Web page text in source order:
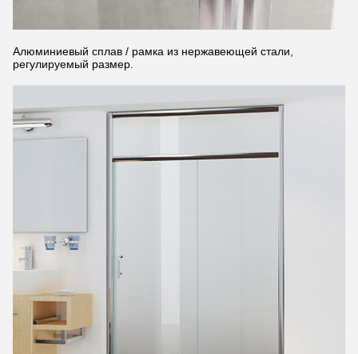
Алюминиевый сплав / рамка из нержавеющей стали,
регулируемый размер.